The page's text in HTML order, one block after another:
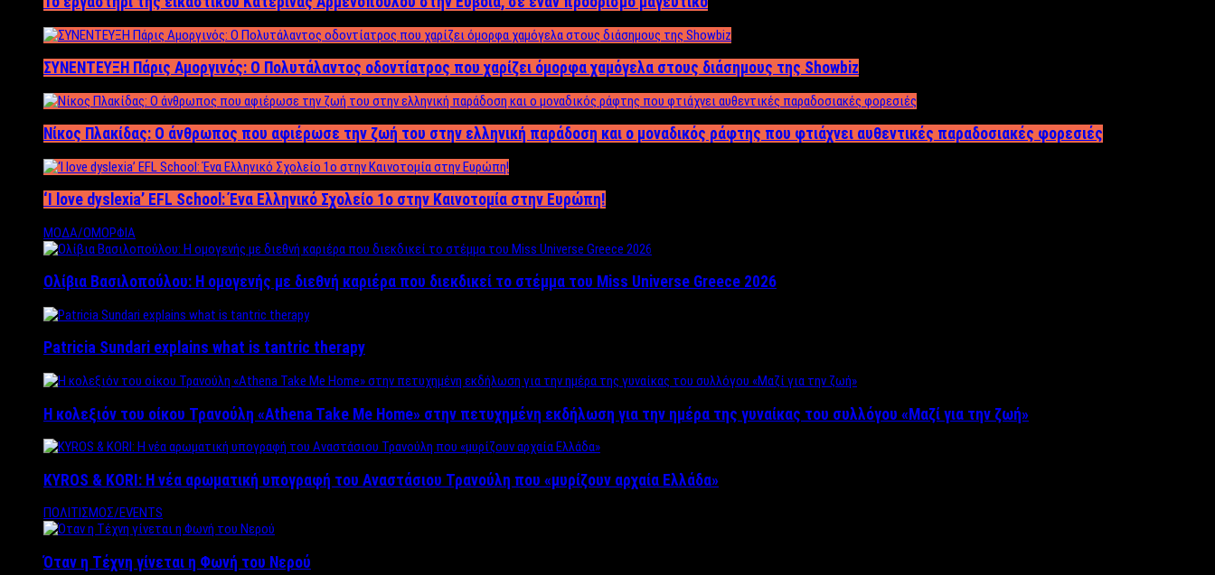
ΣΥΝΕΝΤΕΥΞΗ Πάρις Αμοργινός: O Πολυτάλαντος οδοντίατρος που χαρίζει όμορφα χαμόγελα στους διάσημους της Showbiz
Νίκος Πλακίδας: O άνθρωπος που αφιέρωσε την ζωή του στην ελληνική παράδοση και ο μοναδικός ράφτης που φτιάχνει αυθεντικές παραδοσιακές φορεσιές
‘Ι love dyslexia’ EFL School: Ένα Ελληνικό Σχολείo 1ο στην Καινοτομία στην Ευρώπη!
ΜΟΔΑ/ΟΜΟΡΦΙΑ
Ολίβια Βασιλοπούλου: Η ομογενής με διεθνή καριέρα που διεκδικεί το στέμμα του Miss Universe Greece 2026
Patricia Sundari explains what is tantric therapy
Η κολεξιόν του οίκου Τρανούλη «Athena Take Me Home» στην πετυχημένη εκδήλωση για την ημέρα της γυναίκας του συλλόγου «Μαζί για την ζωή»
KYROS & KORI: Η νέα αρωματική υπογραφή του Αναστάσιου Τρανούλη που «μυρίζουν αρχαία Ελλάδα»
ΠΟΛΙΤΙΣΜΟΣ/EVENTS
Όταν η Τέχνη γίνεται η Φωνή του Νερού